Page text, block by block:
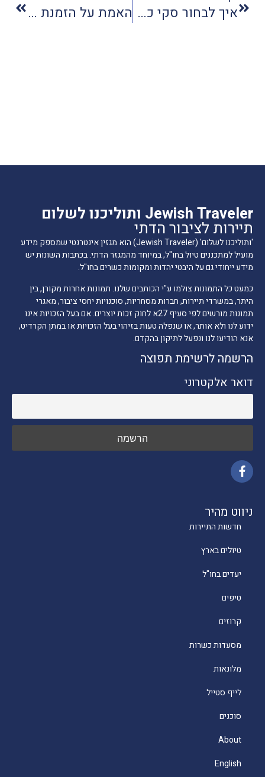
איך לבחור סקי כשר האמת על הזמנת מלון באינטרנט
ניווט מהיר
חדשות התיירות
טיולים בארץ
יעדים בחו"ל
טיפים
קרוזים
מסעדות כשרות
מלונאות
לייף סטייל
סוכנים
About
English
Jewish Traveler ותוליכנו לשלום
תיירות לציבור הדתי
'ותוליכנו לשלום' (Jewish Traveler) הוא מגזין אינטרנטי שמספק מידע
מועיל למתכננים טיול בחו"ל, במיוחד מהמגזר הדתי. בכתבות השונות יש
מידע ייחודי גם על היבטי יהדות ומקומות כשרים בחו"ל.
כמעט כל התמונות צולמו ע"י הכותבים שלנו. תמונות אחרות מקורן, בין
היתר, במשרדי תיירות, חברות מסחריות, סוכנויות יחסי ציבור, מאגרי
תמונות מורשים לפי סעיף 27א לחוק זכות יוצרים. אם בעל הזכויות אינו
ידוע לנו ולא אותר, או שנפלה טעות בזיהוי בעל הזכויות או במתן הקרדיט,
אנא הודיעו לנו ונפעל לתיקון בהקדם.
הרשמה לרשימת תפוצה
דואר אלקטרוני